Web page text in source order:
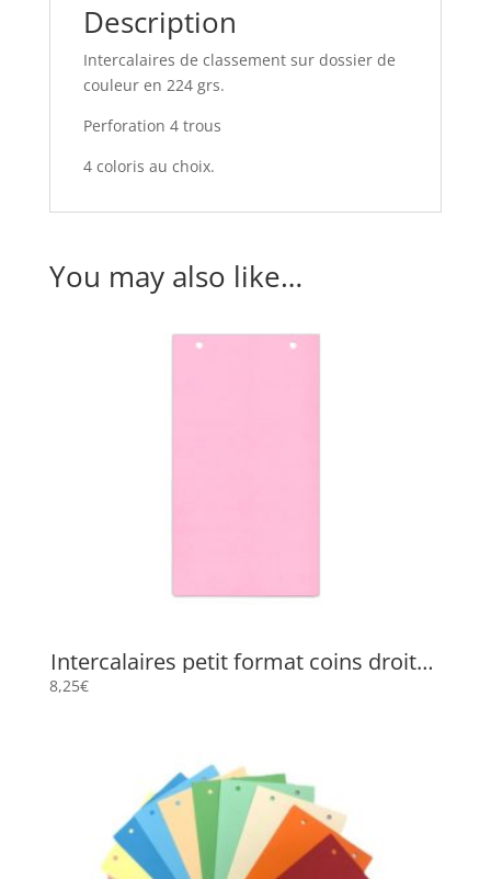
Description
Intercalaires de classement sur dossier de
couleur en 224 grs.
Perforation 4 trous
4 coloris au choix.
You may also like…
Intercalaires petit format coins droits /
FLP 1901 / Format 22,3 x 10,5 cm
8,25€